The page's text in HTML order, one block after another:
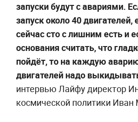
запуски будут с авариями.
запуск около 40 двигателей,
сейчас сто с лишним есть и
основания считать, что
пойдёт, то на каждую
двигателей надо
интервью Лайфу директор
космической политики Иван